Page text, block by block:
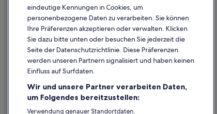
Inhaltsrichtlinien und Melden von Inhalten
Hilfe
Hilfe
Flug stornieren
Rückerstattungsdauer
Expedia-Gutschein einlösen
eindeutige Kennungen in Cookies, um
personenbezogene Daten zu verarbeiten. Sie können
Ihre Präferenzen akzeptieren oder verwalten. Klicken
Sie dazu bitte unten oder besuchen Sie jederzeit die
Seite der Datenschutzrichtlinie. Diese Präferenzen
werden unseren Partnern signalisiert und haben keinen
Einfluss auf Surfdaten.
Wir und unsere Partner verarbeiten Daten,
um Folgendes bereitzustellen:
Verwendung genauer Standortdaten.